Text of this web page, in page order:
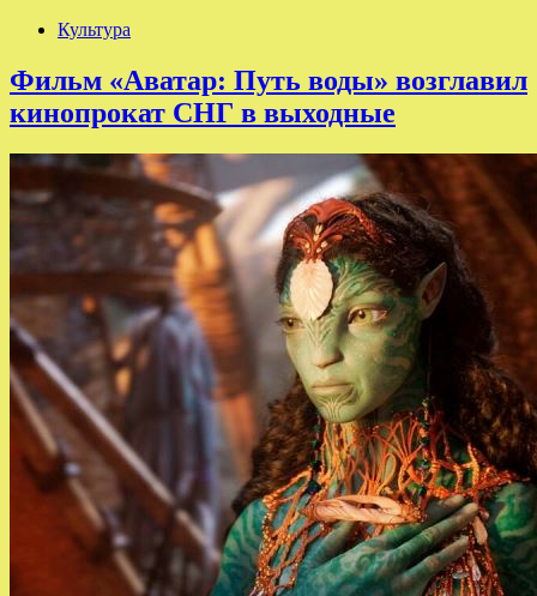
Культура
Фильм «Аватар: Путь воды» возглавил
кинопрокат СНГ в выходные